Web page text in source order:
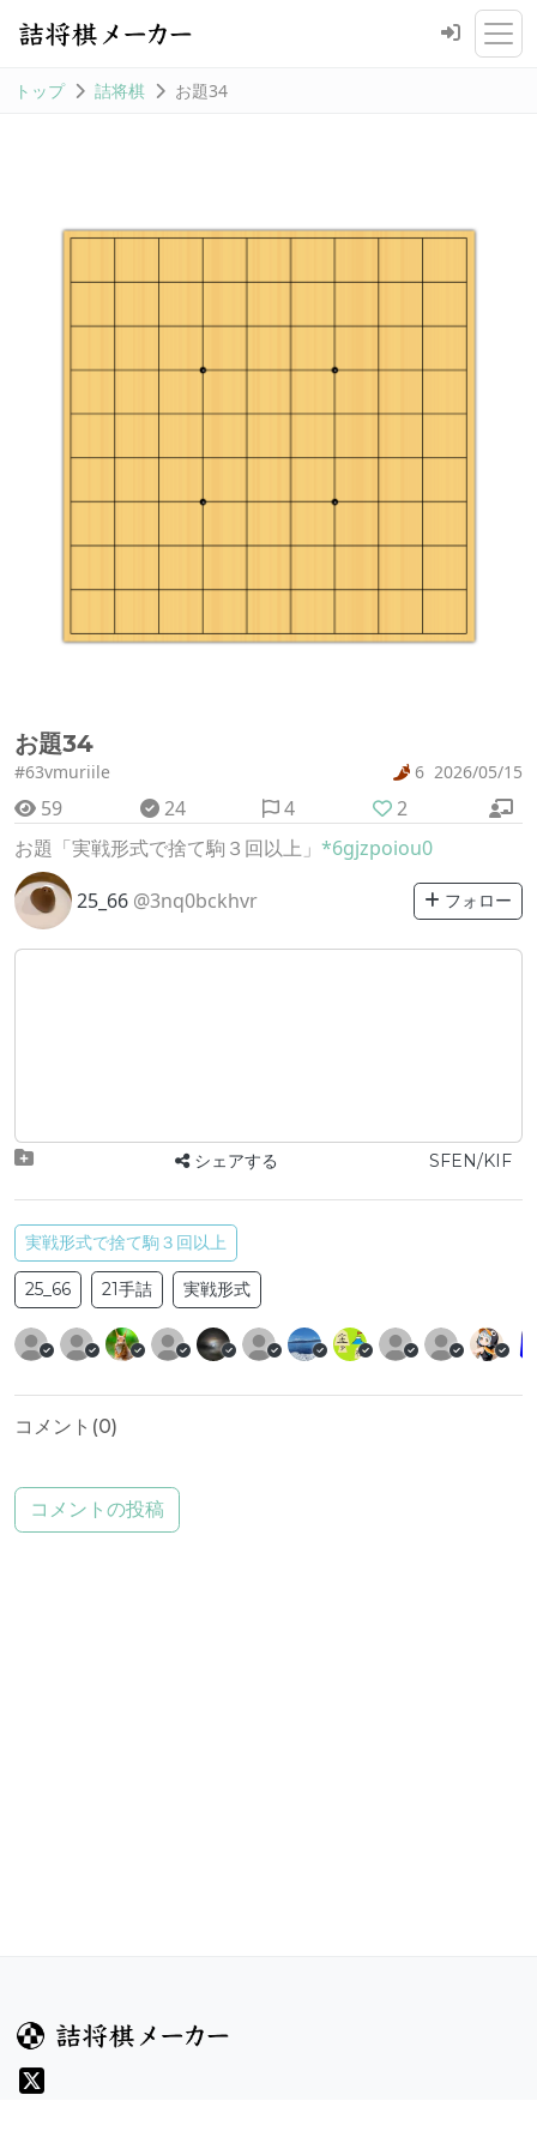
トップ 詰将棋 お題34
お題34
#63vmuriile 6 2026/05/15
59 24 4
2
お題「実戦形式で捨て駒３回以上」 *6gjzpoiou0
25_66 @3nq0bckhvr フォロー
シェアする SFEN/KIF
実戦形式で捨て駒３回以上
25_66 21手詰 実戦形式
コメント(0)
コメントの投稿